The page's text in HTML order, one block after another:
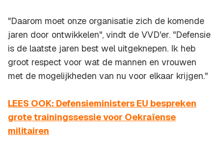
"Daarom moet onze organisatie zich de komende
jaren door ontwikkelen", vindt de VVD'er. "Defensie
is de laatste jaren best wel uitgeknepen. Ik heb
groot respect voor wat de mannen en vrouwen
met de mogelijkheden van nu voor elkaar krijgen."
LEES OOK: Defensieministers EU bespreken
grote trainingssessie voor Oekraïense
militairen